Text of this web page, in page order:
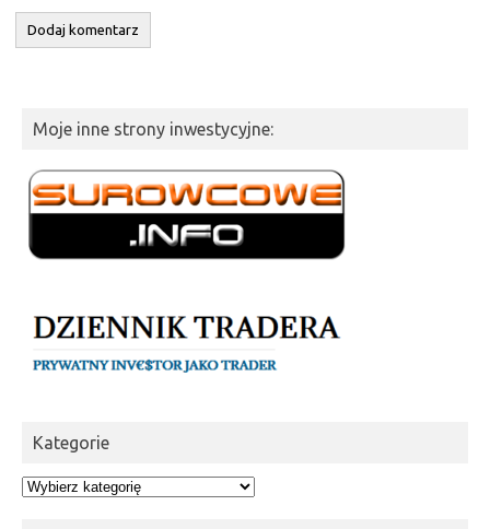
Moje inne strony inwestycyjne:
Kategorie
Kategorie